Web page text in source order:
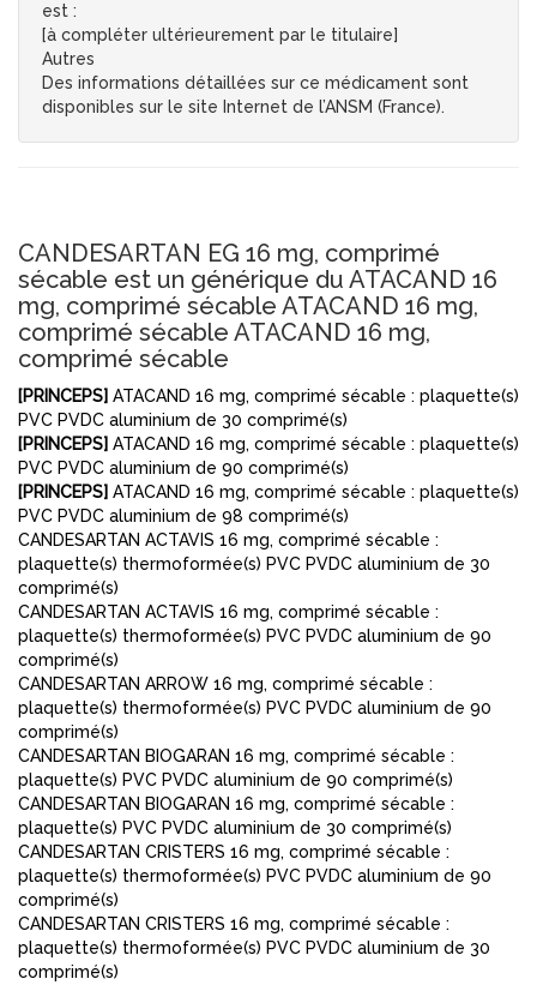
est :
[à compléter ultérieurement par le titulaire]
Autres
Des informations détaillées sur ce médicament sont
disponibles sur le site Internet de l’ANSM (France).
CANDESARTAN EG 16 mg, comprimé
sécable est un générique du ATACAND 16
mg, comprimé sécable ATACAND 16 mg,
comprimé sécable ATACAND 16 mg,
comprimé sécable
[PRINCEPS] ATACAND 16 mg, comprimé sécable : plaquette(s)
PVC PVDC aluminium de 30 comprimé(s)
[PRINCEPS] ATACAND 16 mg, comprimé sécable : plaquette(s)
PVC PVDC aluminium de 90 comprimé(s)
[PRINCEPS] ATACAND 16 mg, comprimé sécable : plaquette(s)
PVC PVDC aluminium de 98 comprimé(s)
CANDESARTAN ACTAVIS 16 mg, comprimé sécable :
plaquette(s) thermoformée(s) PVC PVDC aluminium de 30
comprimé(s)
CANDESARTAN ACTAVIS 16 mg, comprimé sécable :
plaquette(s) thermoformée(s) PVC PVDC aluminium de 90
comprimé(s)
CANDESARTAN ARROW 16 mg, comprimé sécable :
plaquette(s) thermoformée(s) PVC PVDC aluminium de 90
comprimé(s)
CANDESARTAN BIOGARAN 16 mg, comprimé sécable :
plaquette(s) PVC PVDC aluminium de 90 comprimé(s)
CANDESARTAN BIOGARAN 16 mg, comprimé sécable :
plaquette(s) PVC PVDC aluminium de 30 comprimé(s)
CANDESARTAN CRISTERS 16 mg, comprimé sécable :
plaquette(s) thermoformée(s) PVC PVDC aluminium de 90
comprimé(s)
CANDESARTAN CRISTERS 16 mg, comprimé sécable :
plaquette(s) thermoformée(s) PVC PVDC aluminium de 30
comprimé(s)